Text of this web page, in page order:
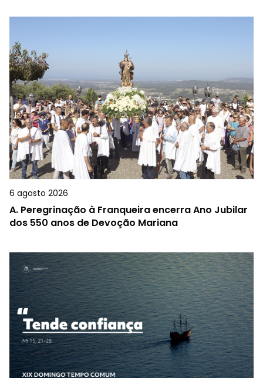
6 agosto 2026
A. Peregrinação à Franqueira encerra Ano Jubilar
dos 550 anos de Devoção Mariana